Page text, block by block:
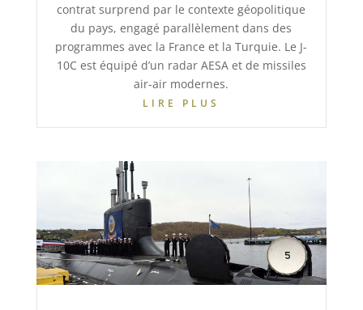
contrat surprend par le contexte géopolitique
du pays, engagé parallèlement dans des
programmes avec la France et la Turquie. Le J-
10C est équipé d’un radar AESA et de missiles
air-air modernes.
LIRE PLUS